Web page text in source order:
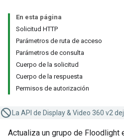
En esta página
Solicitud HTTP
Parámetros de ruta de acceso
Parámetros de consulta
Cuerpo de la solicitud
Cuerpo de la respuesta
Permisos de autorización
La API de Display & Video 360 v2
Actualiza un grupo de Floodlight